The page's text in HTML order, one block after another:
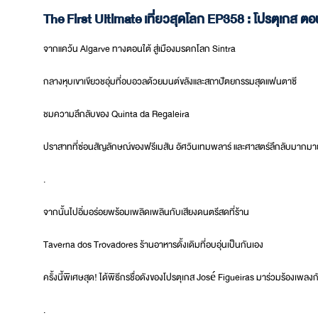
The First Ultimate เที่ยวสุดโลก EP358 : โปรตุเกส ต
จากแคว้น Algarve ทางตอนใต้ สู่เมืองมรดกโลก Sintra
กลางหุบเขาเขียวชอุ่มที่อบอวลด้วยมนต์ขลังและสถาปัตยกรรมสุดแฟนตาซี
ชมความลึกลับของ Quinta da Regaleira
ปราสาทที่ซ่อนสัญลักษณ์ของฟรีเมสัน อัศวินเทมพลาร์ และศาสตร์ลึกลับมากม
.
จากนั้นไปอิ่มอร่อยพร้อมเพลิดเพลินกับเสียงดนตรีสดที่ร้าน
Taverna dos Trovadores ร้านอาหารดั้งเดิมที่อบอุ่นเป็นกันเอง
ครั้งนี้พิเศษสุด! ได้พิธีกรชื่อดังของโปรตุเกส José Figueiras มาร่วมร้องเพลง
.